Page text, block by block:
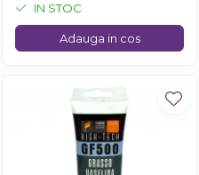
IN STOC
Adauga in cos